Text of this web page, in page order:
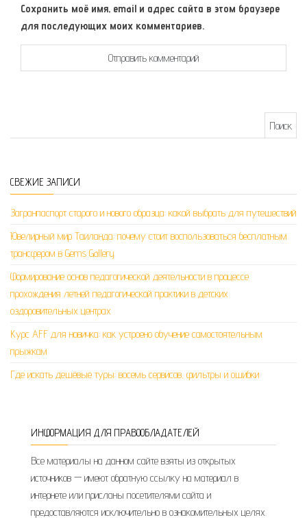
Сохранить моё имя, email и адрес сайта в этом браузере
для последующих моих комментариев.
СВЕЖИЕ ЗАПИСИ
Загранпаспорт старого и нового образца: какой выбрать для путешествий
Ювелирный мир Таиланда: почему стоит воспользоваться бесплатным
трансфером в Gems Gallery
Формирование основ педагогической деятельности в процессе
прохождения летней педагогической практики в детских
оздоровительных центрах
Курс AFF для новичка: как устроено обучение самостоятельным
прыжкам
Где искать дешёвые туры: восемь сервисов, фильтры и ошибки
ИНФОРМАЦИЯ ДЛЯ ПРАВООБЛАДАТЕЛЕЙ
Все материалы на данном сайте взяты из открытых
источников — имеют обратную ссылку на материал в
интернете или присланы посетителями сайта и
предоставляются исключительно в ознакомительных целях.